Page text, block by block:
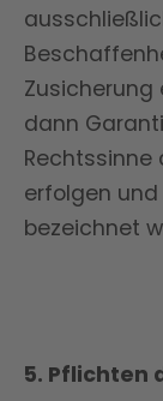
Zusicherung
dann
Rechtssinne
erfolgen
bezeichnet
5. Pflichten